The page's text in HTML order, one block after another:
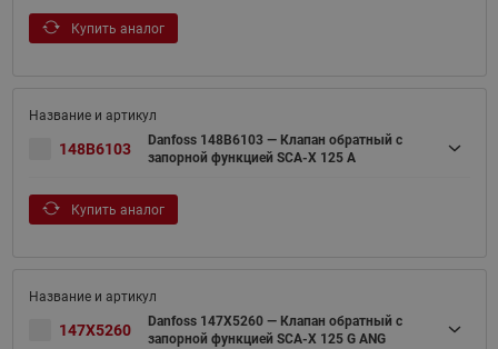
Купить аналог
148B6103
Danfoss 148B6103 — Клапан обратный с
запорной функцией SCA-X 125 A
Купить аналог
147X5260
Danfoss 147X5260 — Клапан обратный с
запорной функцией SCA-X 125 G ANG